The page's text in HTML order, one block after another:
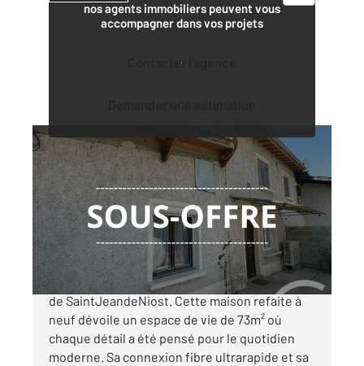
nos agents immobiliers peuvent vous
accompagner dans vos projets
Contacter l'agence
Demander une estimation
ST JEAN DE NIOST 01
73 m 2 , 3 pièces
Ref : 6091
Maison à vendre
210 000 €
Exclusivité : Maison de village nichée au cœur
de SaintJeandeNiost. Cette maison refaite à
neuf dévoile un espace de vie de 73m² où
chaque détail a été pensé pour le quotidien
moderne. Sa connexion fibre ultrarapide et sa